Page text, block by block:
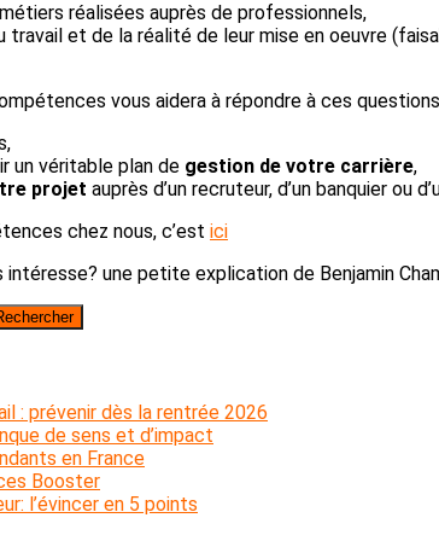
réalisées auprès de professionnels,
travail et de la réalité de leur mise en oeuvre
vous aidera à répondre à ces
un véritable plan de gestion de votre carrière,
projet auprès d’un recruteur, d’un banquier ou
chez nous, c’est ici
intéresse? une petite explication de Benjamin
: prévenir dès la rentrée 2026
de sens et d’impact
en France
Booster
l’évincer en 5 points